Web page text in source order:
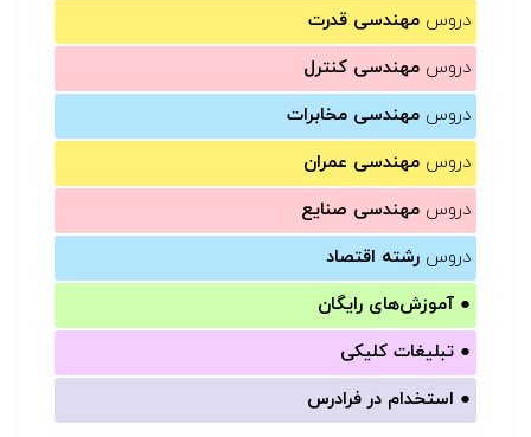
دروس مهندسی قدرت
دروس مهندسی کنترل
دروس مهندسی مخابرات
دروس مهندسی عمران
دروس مهندسی صنایع
دروس رشته اقتصاد
● آموزش‌های رایگان
● تبلیغات کلیکی
● استخدام در فرادرس